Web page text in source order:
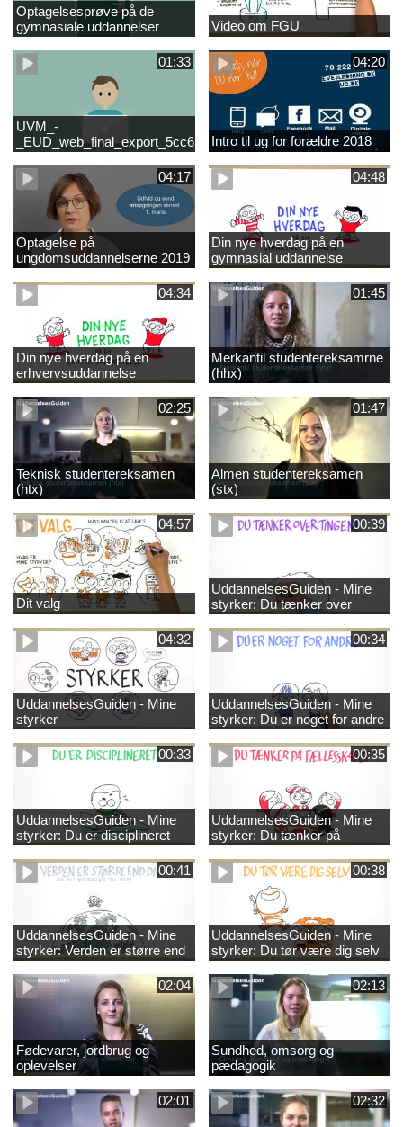
Optagelsesprøve på de
gymnasiale uddannelser
Video om FGU
01:33
UVM_-
04:20
Intro til ug for forældre 2018
04:17
Optagelse på
ungdomsuddannelserne 2019
04:48
Din nye hverdag på en
gymnasial uddannelse
04:34
Din nye hverdag på en
erhvervsuddannelse
01:45
Merkantil studentereksamrne
(hhx)
02:25
Teknisk studentereksamen
(htx)
01:47
Almen studentereksamen
(stx)
04:57
Dit valg
00:39
UddannelsesGuiden - Mine
styrker: Du tænker over
tingene
04:32
UddannelsesGuiden - Mine
styrker
00:34
UddannelsesGuiden - Mine
styrker: Du er noget for andre
00:33
UddannelsesGuiden - Mine
styrker: Du er disciplineret
00:35
UddannelsesGuiden - Mine
styrker: Du tænker på
fællesskabet
00:41
UddannelsesGuiden - Mine
styrker: Verden er større end
dig og du bidrager til den
00:38
UddannelsesGuiden - Mine
styrker: Du tør være dig selv
02:04
Fødevarer, jordbrug og
oplevelser
02:13
Sundhed, omsorg og
pædagogik
02:01 02:32